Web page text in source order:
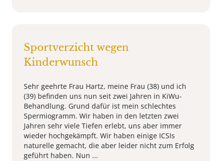
Sportverzicht wegen
Kinderwunsch
Sehr geehrte Frau Hartz, meine Frau (38) und ich
(39) befinden uns nun seit zwei Jahren in KiWu-
Behandlung. Grund dafür ist mein schlechtes
Spermiogramm. Wir haben in den letzten zwei
Jahren sehr viele Tiefen erlebt, uns aber immer
wieder hochgekämpft. Wir haben einige ICSIs
naturelle gemacht, die aber leider nicht zum Erfolg
geführt haben. Nun ...